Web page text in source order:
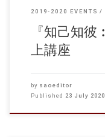
2019-2020 EVENTS
『知己知
上講座
by saoeditor
Published 23 July 2020